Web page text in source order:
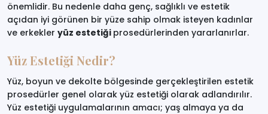
önemlidir. Bu nedenle daha genç, sağlıklı ve estetik
açıdan iyi görünen bir yüze sahip olmak isteyen kadınlar
ve erkekler yüz estetiği prosedürlerinden yararlanırlar.
Yüz Estetiği Nedir?
Yüz, boyun ve dekolte bölgesinde gerçekleştirilen estetik
prosedürler genel olarak yüz estetiği olarak adlandırılır.
Yüz estetiği uygulamalarının amacı; yaş almaya ya da